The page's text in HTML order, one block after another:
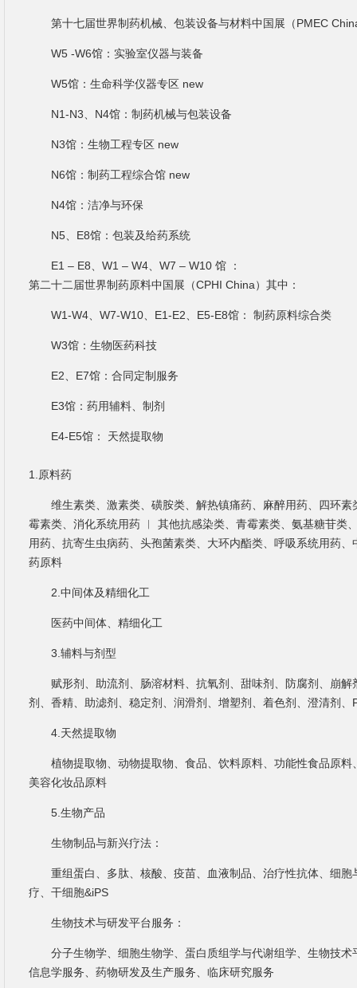
第十七届世界制药机械、包装设备与材料中国展（PMEC
W5 -W6馆：实验室仪器与装备
W5馆：生命科学仪器专区 new
N1-N3、N4馆：制药机械与包装设备
N3馆：生物工程专区 new
N6馆：制药工程综合馆 new
N4馆：洁净与环保
N5、E8馆：包装及给药系统
E1 – E8、W1 – W4、W7 – W10 馆 ：
第二十二届世界制药原料中国展（CPHI China）其中：
W1-W4、W7-W10、E1-E2、E5-E8馆： 制药原料综合类
W3馆：生物医药科技
E2、E7馆：合同定制服务
E3馆：药用辅料、制剂
E4-E5馆： 天然提取物
1.原料药
维生素类、激素类、磺胺类、解热镇痛药、麻醉用药、四环
霉素类、消化系统用药 ︱ 其他抗感染类、青霉素类、氨基糖苷类
用药、抗寄生虫病药、头孢菌素类、大环内酯类、呼吸系统用药
药原料
2.中间体及精细化工
医药中间体、精细化工
3.辅料与剂型
赋形剂、助流剂、肠溶材料、抗氧剂、甜味剂、防腐剂、崩
剂、香精、助滤剂、稳定剂、润滑剂、增塑剂、着色剂、澄清剂、
4.天然提取物
植物提取物、动物提取物、食品、饮料原料、功能性食品原
美容化妆品原料
5.生物产品
生物制品与新兴疗法：
重组蛋白、多肽、核酸、疫苗、血液制品、治疗性抗体、细
疗、干细胞&iPS
生物技术与研发平台服务：
分子生物学、细胞生物学、蛋白质组学与代谢组学、生物技
信息学服务、药物研发及生产服务、临床研究服务